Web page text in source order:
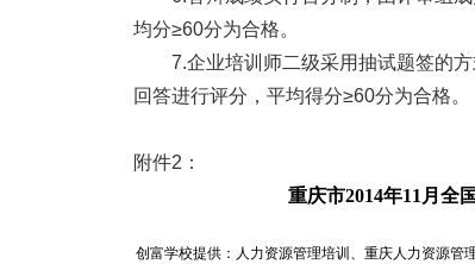
均分≥60分为合格。
7.企业培训师二级采用抽试题签的
回答进行评分，平均得分≥60分为合格。
附件2 ：
重庆市2014年11 月全
创富学校提供： 人力资源管理培训 、 重庆人力资源管